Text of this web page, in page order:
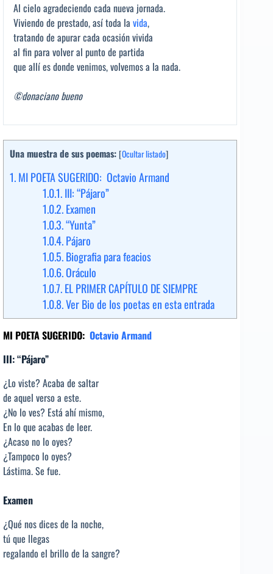
Al cielo agradeciendo cada nueva jornada.
Viviendo de prestado, así toda la vida,
tratando de apurar cada ocasión vivida
al fin para volver al punto de partida
que allí es donde venimos, volvemos a la nada.
©donaciano bueno
Una muestra de sus poemas: [Ocultar listado]
1.MI POETA SUGERIDO: Octavio Armand
1.0.1.III: “Pájaro”
1.0.2.Examen
1.0.3.“Yunta”
1.0.4.Pájaro
1.0.5.Biografia para feacios
1.0.6.Oráculo
1.0.7.EL PRIMER CAPÍTULO DE SIEMPRE
1.0.8.Ver Bio de los poetas en esta entrada
MI POETA SUGERIDO: Octavio Armand
III: “Pájaro”
¿Lo viste? Acaba de saltar
de aquel verso a este.
¿No lo ves? Está ahí mismo,
En lo que acabas de leer.
¿Acaso no lo oyes?
¿Tampoco lo oyes?
Lástima. Se fue.
Examen
¿Qué nos dices de la noche,
tú que llegas
regalando el brillo de la sangre?